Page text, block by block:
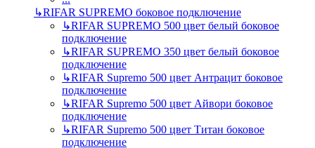
↳RIFAR SUPREMO боковое подключение
↳RIFAR SUPREMO 500 цвет белый боковое
подключение
↳RIFAR SUPREMO 350 цвет белый боковое
подключение
↳RIFAR Supremo 500 цвет Антрацит боковое
подключение
↳RIFAR Supremo 500 цвет Айвори боковое
подключение
↳RIFAR Supremo 500 цвет Титан боковое
подключение